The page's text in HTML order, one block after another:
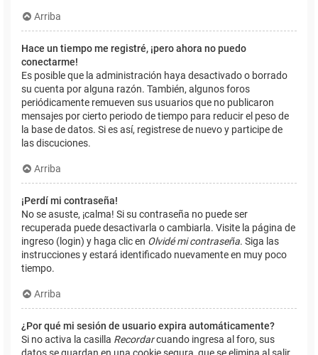
Arriba
Hace un tiempo me registré, ¡pero ahora no puedo
conectarme!
Es posible que la administración haya desactivado o borrado
su cuenta por alguna razón. También, algunos foros
periódicamente remueven sus usuarios que no publicaron
mensajes por cierto periodo de tiempo para reducir el peso de
la base de datos. Si es así, registrese de nuevo y participe de
las discuciones.
Arriba
¡Perdí mi contraseña!
No se asuste, ¡calma! Si su contraseña no puede ser
recuperada puede desactivarla o cambiarla. Visite la página de
ingreso (login) y haga clic en Olvidé mi contraseña. Siga las
instrucciones y estará identificado nuevamente en muy poco
tiempo.
Arriba
¿Por qué mi sesión de usuario expira automáticamente?
Si no activa la casilla Recordarcuando ingresa al foro, sus